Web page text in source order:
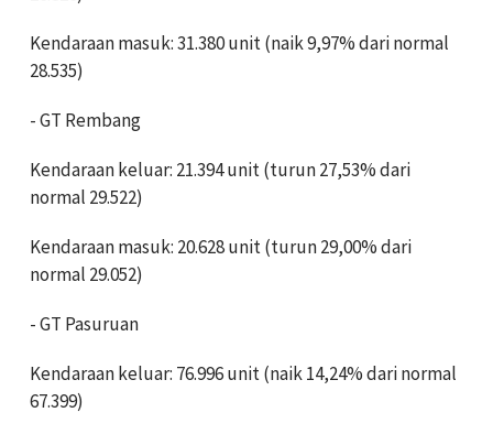
Kendaraan masuk: 31.380 unit (naik 9,97% dari normal
28.535)
- GT Rembang
Kendaraan keluar: 21.394 unit (turun 27,53% dari
normal 29.522)
Kendaraan masuk: 20.628 unit (turun 29,00% dari
normal 29.052)
- GT Pasuruan
Kendaraan keluar: 76.996 unit (naik 14,24% dari normal
67.399)